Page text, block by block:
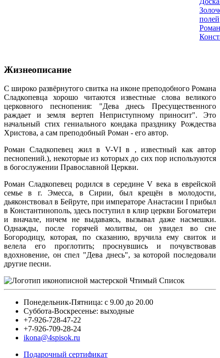
полей
Жизнеописание
С широко развёрнутого свитка на иконе преподобного Романа
Сладкопевца хорошо читаются известные слова великого
церковного песнопения: "Дева днесь Пресущественного
раждает и земля вертеп Неприступному приносит". Это
начальный стих гениального кондака празднику Рождества
Христова, а сам преподобный Роман - его автор.
Роман Сладкопевец жил в V-VI в , известный как автор
песнопений.), некоторые из которых до сих пор используются
в богослужении Православной Церкви.
Роман Сладкопевец родился в середине V века в еврейской
семье в г. Эмесса, в Сирии, был крещён в молодости,
дьяконствовал в Бейруте, при императоре Анастасии I прибыл
в Константинополь, здесь поступил в клир церкви Богоматери
и вначале, ничем не выдаваясь, вызывал даже насмешки.
Однажды, после горячей молитвы, он увидел во сне
Богородицу, которая, по сказанию, вручила ему свиток и
велела его проглотить; проснувшись и почувствовав
вдохновение, он спел "Дева днесь", за которой последовали
другие песни.
Понедельник-Пятница: с 9.00 до 20.00
Суббота-Воскресенье: выходные
+7-926-728-47-22
+7-926-709-28-24
ikona@4spisok.ru
Подарочный сертификат